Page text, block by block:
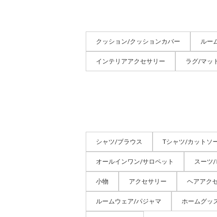
クッション/クッションカバー ルー
インテリアアクセサリー ラグ/マッ
シャツ/ブラウス Tシャツ/カットソ
オールインワン/サロペット スーツ
小物 アクセサリー ヘアアク
ルームウェア/パジャマ ホームグッ